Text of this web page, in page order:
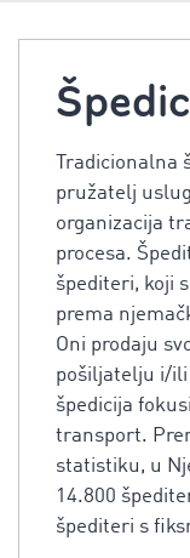
Tradicionalna
pružatelj
organizacija
procesa.
špediteri, koji
prema
Oni prodaju
pošiljatelju i/
špedicija
transport.
statistiku, u
14.800
špediteri s